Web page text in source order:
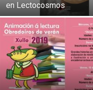
en Lectocosmos